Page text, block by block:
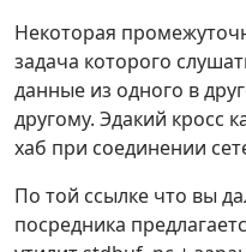
Некоторая
задача которого
данные из одного в
другому. Эдакий кросс
хаб при соединении
По той ссылке что вы
посредника